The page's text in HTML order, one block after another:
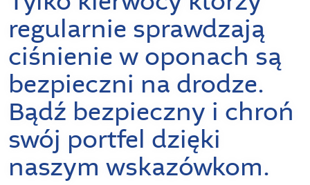
regularnie sprawdzają
ciśnienie w oponach są
bezpieczni na drodze.
Bądź bezpieczny i chroń
swój portfel dzięki
naszym wskazówkom.